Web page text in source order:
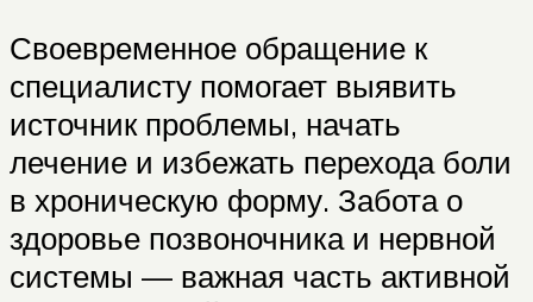
Своевременное обращение к
специалисту помогает выявить
источник проблемы, начать
лечение и избежать перехода боли
в хроническую форму. Забота о
здоровье позвоночника и нервной
системы — важная часть активной